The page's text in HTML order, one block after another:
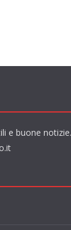
e buone notizie.